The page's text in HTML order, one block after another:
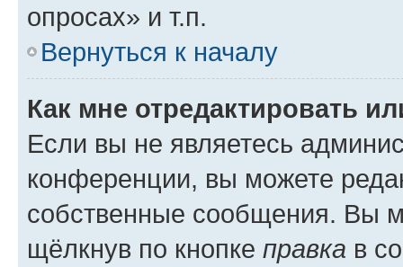
опросах» и т.п.
Вернуться к началу
Как мне отредактировать
Если вы не являетесь
конференции, вы можете
собственные сообщения. Вы
щёлкнув по кнопке правка в